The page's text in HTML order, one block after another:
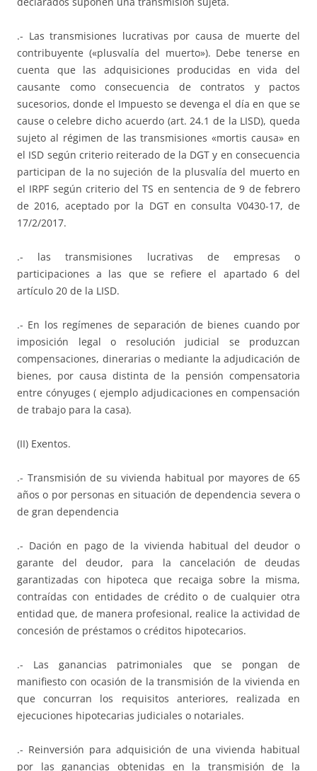
.- Las transmisiones lucrativas por causa de muerte del
contribuyente («plusvalía del muerto»). Debe tenerse en
cuenta que las adquisiciones producidas en vida del
causante como consecuencia de contratos y pactos
sucesorios, donde el Impuesto se devenga el día en que se
cause o celebre dicho acuerdo (art. 24.1 de la LISD), queda
sujeto al régimen de las transmisiones «mortis causa» en
el ISD según criterio reiterado de la DGT y en consecuencia
participan de la no sujeción de la plusvalía del muerto en
el IRPF según criterio del TS en sentencia de 9 de febrero
de 2016, aceptado por la DGT en consulta V0430-17, de
17/2/2017.
.- las transmisiones lucrativas de empresas o
participaciones a las que se refiere el apartado 6 del
artículo 20 de la LISD.
.- En los regímenes de separación de bienes cuando por
imposición legal o resolución judicial se produzcan
compensaciones, dinerarias o mediante la adjudicación de
bienes, por causa distinta de la pensión compensatoria
entre cónyuges ( ejemplo adjudicaciones en compensación
de trabajo para la casa).
(II) Exentos.
.- Transmisión de su vivienda habitual por mayores de 65
años o por personas en situación de dependencia severa o
de gran dependencia
.- Dación en pago de la vivienda habitual del deudor o
garante del deudor, para la cancelación de deudas
garantizadas con hipoteca que recaiga sobre la misma,
contraídas con entidades de crédito o de cualquier otra
entidad que, de manera profesional, realice la actividad de
concesión de préstamos o créditos hipotecarios.
.- Las ganancias patrimoniales que se pongan de
manifiesto con ocasión de la transmisión de la vivienda en
que concurran los requisitos anteriores, realizada en
ejecuciones hipotecarias judiciales o notariales.
.- Reinversión para adquisición de una vivienda habitual
por las ganancias obtenidas en la transmisión de la